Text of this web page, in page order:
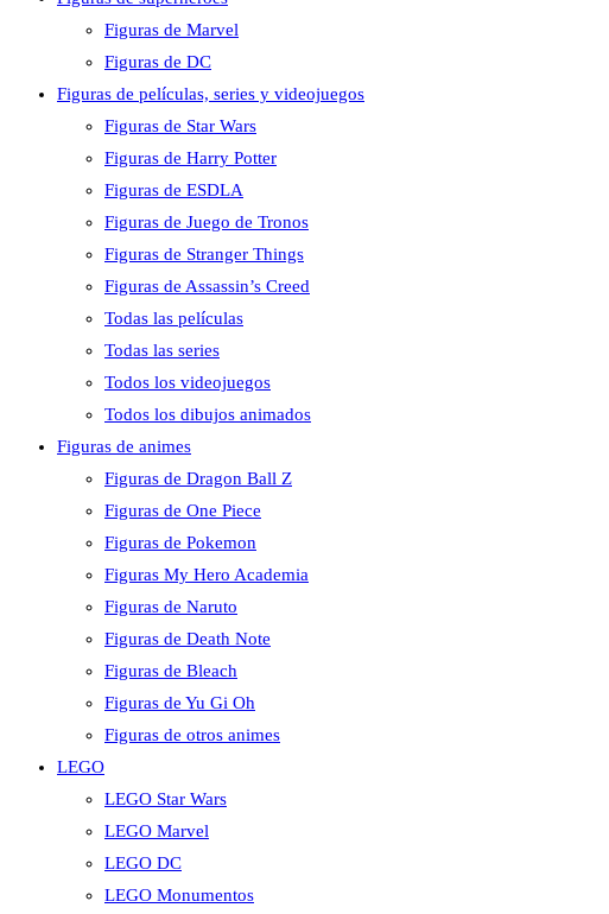
Figuras de Marvel
Figuras de DC
Figuras de películas, series y videojuegos
Figuras de Star Wars
Figuras de Harry Potter
Figuras de ESDLA
Figuras de Juego de Tronos
Figuras de Stranger Things
Figuras de Assassin’s Creed
Todas las películas
Todas las series
Todos los videojuegos
Todos los dibujos animados
Figuras de animes
Figuras de Dragon Ball Z
Figuras de One Piece
Figuras de Pokemon
Figuras My Hero Academia
Figuras de Naruto
Figuras de Death Note
Figuras de Bleach
Figuras de Yu Gi Oh
Figuras de otros animes
LEGO
LEGO Star Wars
LEGO Marvel
LEGO DC
LEGO Monumentos